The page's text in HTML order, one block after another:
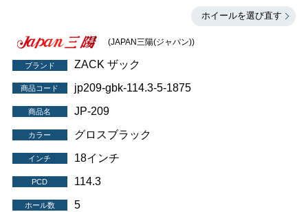
ホイールを選び直す
(JAPAN三陽(ジャパン))
ブランド ZACK ザック
商品コード jp209-gbk-114.3-5-1875
商品名 JP-209
カラー グロスブラック
インチ 18インチ
PCD 114.3
ホール数 5